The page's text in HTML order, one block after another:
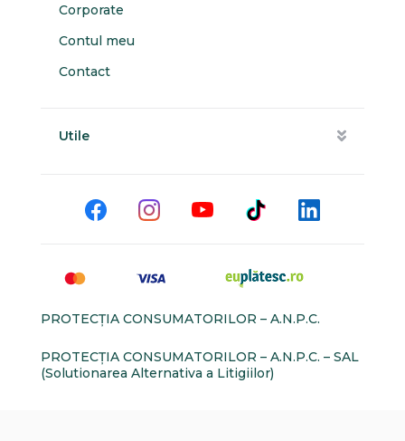
Corporate
Contul meu
Contact
Utile
PROTECŢIA CONSUMATORILOR – A.N.P.C.
PROTECŢIA CONSUMATORILOR – A.N.P.C. – SAL
(Solutionarea Alternativa a Litigiilor)